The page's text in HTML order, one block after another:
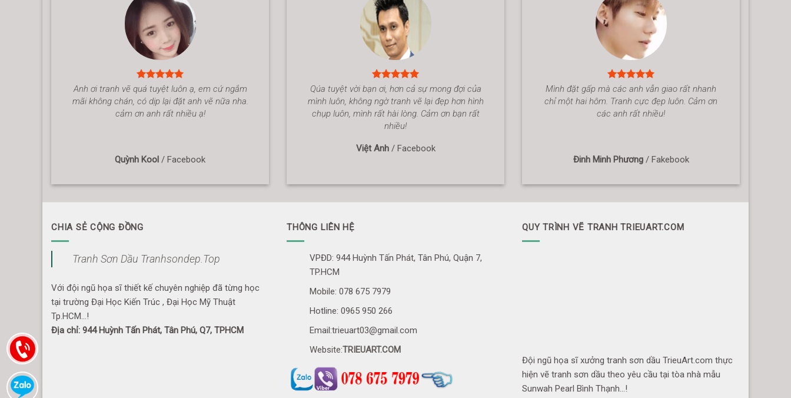
Anh ơi tranh vẽ quá tuyệt luôn ạ, em cứ ngắm
mãi không chán, có dịp lại đặt anh vẽ nữa nha.
cảm ơn anh rất nhiều ạ!
Quỳnh Kool / Facebook
Qúa tuyệt vời bạn ơi, hơn cả sự mong đợi của
mình luôn, không ngờ tranh vẽ lại đẹp hơn hình
chụp luôn, mình rất hài lòng. Cảm ơn bạn rất
nhiều!
Việt Anh / Facebook
Mình đặt gấp mà các anh vẫn giao rất nhanh
chỉ một hai hôm. Tranh cực đẹp luôn. Cảm ơn
các anh rất nhiều!
Đinh Minh Phương / Fakebook
CHIA SẺ CỘNG ĐỒNG
Tranh Sơn Dầu Tranhsondep.Top
Với đội ngũ họa sĩ thiết kế chuyên nghiệp đã từng học
tại trường Đại Học Kiến Trúc , Đại Học Mỹ Thuật
Tp.HCM...!
Địa chỉ: 944 Huỳnh Tấn Phát, Tân Phú, Q7, TPHCM
THÔNG LIÊN HỆ
VPĐD: 944 Huỳnh Tấn Phát, Tân Phú, Quận 7,
TP.HCM
Mobile: 078 675 7979
Hotline: 0965 950 266
Email:trieuart03@gmail.com
Website:TRIEUART.COM
QUY TRÌNH VẼ TRANH TRIEUART.COM
Đội ngũ họa sĩ xưởng tranh sơn dầu TrieuArt.com thực
hiện vẽ tranh sơn dầu theo yêu cầu tại tòa nhà mẫu
Sunwah Pearl Bình Thạnh…!